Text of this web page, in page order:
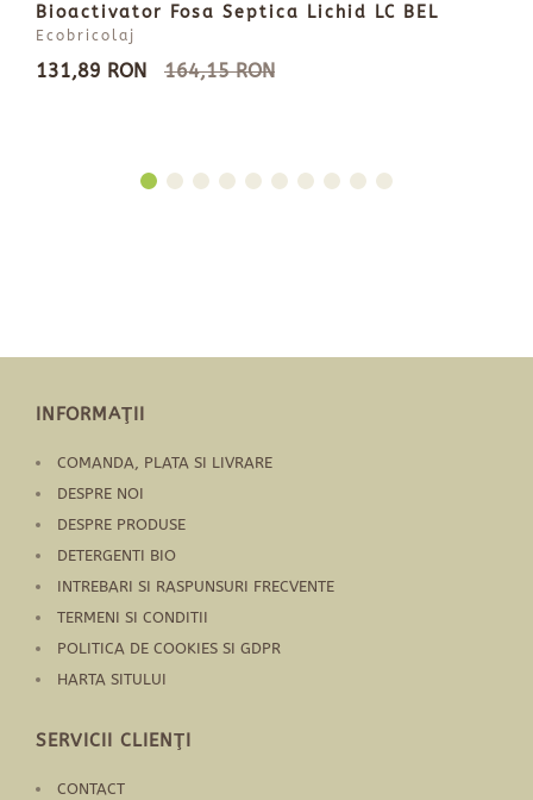
Bioactivator Fosa Septica Lichid LC BEL
Ecobricolaj
131,89 RON 164,15 RON
INFORMAŢII
COMANDA, PLATA SI LIVRARE
DESPRE NOI
DESPRE PRODUSE
DETERGENTI BIO
INTREBARI SI RASPUNSURI FRECVENTE
TERMENI SI CONDITII
POLITICA DE COOKIES SI GDPR
HARTA SITULUI
SERVICII CLIENŢI
CONTACT